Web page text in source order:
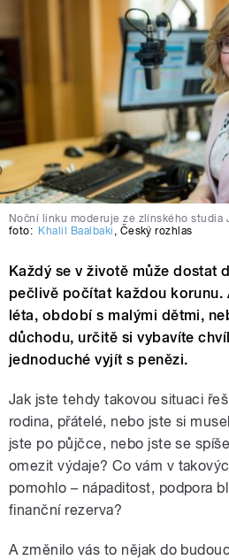
Noční linku moderuje ze zlínského studia
foto: Khalil Baalbaki , Český rozhlas
Každý se v životě může dostat
pečlivě počítat každou korunu.
léta, období s malými dětmi,
důchodu, určitě si vybavíte
jednoduché vyjít s penězi.
Jak jste tehdy takovou situaci
rodina, přátelé, nebo jste si
jste po půjčce, nebo jste se
omezit výdaje? Co vám v
pomohlo – nápaditost, podpora
finanční rezerva?
A změnilo vás to nějak do